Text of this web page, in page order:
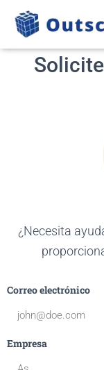
¿Necesita
Correo electrónico
Empresa